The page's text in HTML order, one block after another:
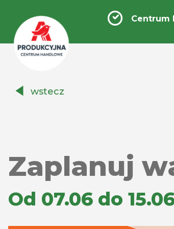
Handlowe
Centrum
wstecz
Zaplanuj
Od 07.06 do